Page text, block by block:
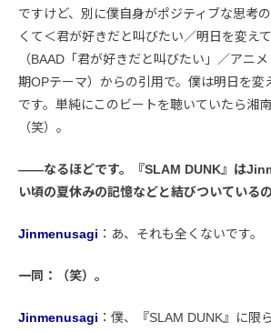
ですけど、別に僕自身がポジティブな思考
くて＜君が好きだと叫びたい／明日を変え
（BAAD「君が好きだと叫びたい」／アニ
期OPテーマ）からの引用で。僕は明日を変
です。単純にこのビートを聴いていたら湘
（笑）。
――なるほどです。『SLAM DUNK』は
い頃の夏休みの記憶などと結びついている
Jinmenusagi ：あ、それも全くないです。
一同：（笑）。
Jinmenusagi ：僕、『SLAM DUNK』に限